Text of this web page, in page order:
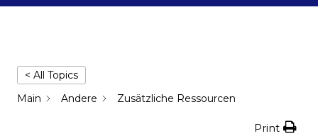
< All Topics
Main
Andere Zusätzliche Ressourcen
Print